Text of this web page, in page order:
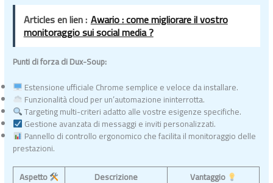
Articles en lien : Awario : come migliorare il vostro
monitoraggio sui social media ?
Punti di forza di Dux-Soup:
Estensione ufficiale Chrome semplice e veloce da installare.
Funzionalità cloud per un’automazione ininterrotta.
Targeting multi-criteri adatto alle vostre esigenze specifiche.
Gestione avanzata di messaggi e inviti personalizzati.
Pannello di controllo ergonomico che facilita il monitoraggio delle
prestazioni.
Aspetto
Descrizione
Vantaggio